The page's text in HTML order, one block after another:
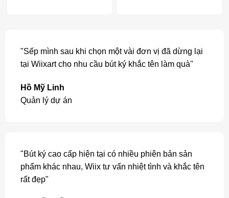
"Sếp mình sau khi chọn một vài đơn vị đã dừng lại
tại Wiixart cho nhu cầu bút ký khắc tên làm quà"
Hồ Mỹ Linh
Quản lý dự án
"Bút ký cao cấp hiện tại có nhiều phiên bản sản
phẩm khác nhau, Wiix tư vấn nhiệt tình và khắc tên
rất đẹp"